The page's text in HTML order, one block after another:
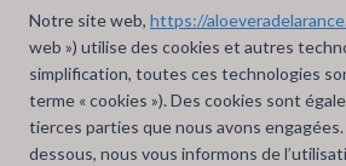
Notre site web, https://
web ») utilise des cookies et autres
simplification, toutes ces technologies
terme « cookies »). Des cookies sont
tierces parties que nous avons
dessous, nous vous informons de